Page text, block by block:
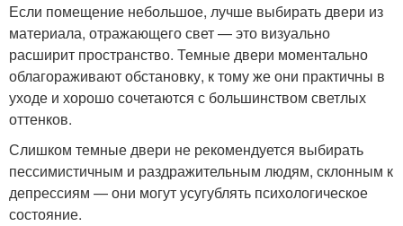
Если помещение небольшое, лучше выбирать двери из
материала, отражающего свет — это визуально
расширит пространство. Темные двери моментально
облагораживают обстановку, к тому же они практичны в
уходе и хорошо сочетаются с большинством светлых
оттенков.
Слишком темные двери не рекомендуется выбирать
пессимистичным и раздражительным людям, склонным к
депрессиям — они могут усугублять психологическое
состояние.